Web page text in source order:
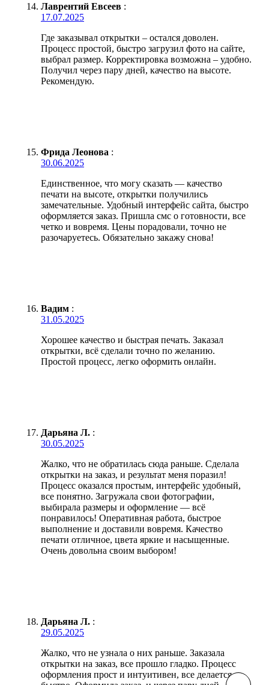
Лаврентий Евсеев :
17.07.2025
Где заказывал открытки – остался доволен.
Процесс простой, быстро загрузил фото на сайте,
выбрал размер. Корректировка возможна – удобно.
Получил через пару дней, качество на высоте.
Рекомендую.
Фрида Леонова :
30.06.2025
Единственное, что могу сказать — качество
печати на высоте, открытки получились
замечательные. Удобный интерфейс сайта, быстро
оформляется заказ. Пришла смс о готовности, все
четко и вовремя. Цены порадовали, точно не
разочаруетесь. Обязательно закажу снова!
Вадим :
31.05.2025
Хорошее качество и быстрая печать. Заказал
открытки, всё сделали точно по желанию.
Простой процесс, легко оформить онлайн.
Дарьяна Л. :
30.05.2025
Жалко, что не обратилась сюда раньше. Сделала
открытки на заказ, и результат меня поразил!
Процесс оказался простым, интерфейс удобный,
все понятно. Загружала свои фотографии,
выбирала размеры и оформление — всё
понравилось! Оперативная работа, быстрое
выполнение и доставили вовремя. Качество
печати отличное, цвета яркие и насыщенные.
Очень довольна своим выбором!
Дарьяна Л. :
29.05.2025
Жалко, что не узнала о них раньше. Заказала
открытки на заказ, все прошло гладко. Процесс
оформления прост и интуитивен, все делается